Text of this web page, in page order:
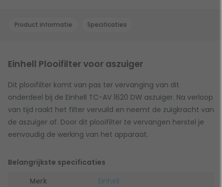
Product informatie Specificaties
Einhell Plooifilter voor aszuiger
Dit plooifilter komt van pas ter vervanging van dit
onderdeel bij de Einhell TC-AV 1620 DW aszuiger. Na verloop
van tijd raakt het filter vervuild en neemt de zuigkracht van
de aszuiger af. Door dit plooifilter te vervangen herstel je
eenvoudig de werking van het apparaat.
Belangrijkste specificaties
Merk
Einhell